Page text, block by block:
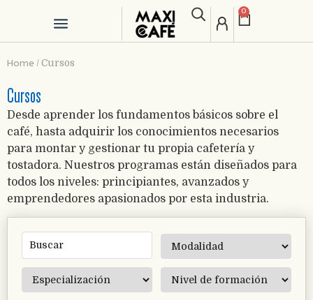
0
Home / Cursos
Cursos
Desde aprender los fundamentos básicos sobre el
café, hasta adquirir los conocimientos necesarios
para montar y gestionar tu propia cafetería y
tostadora. Nuestros programas están diseñados para
todos los niveles: principiantes, avanzados y
emprendedores apasionados por esta industria.